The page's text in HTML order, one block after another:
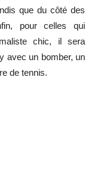
que du côté des
pour celles qui
chic, il sera
avec un bomber, un
de tennis.